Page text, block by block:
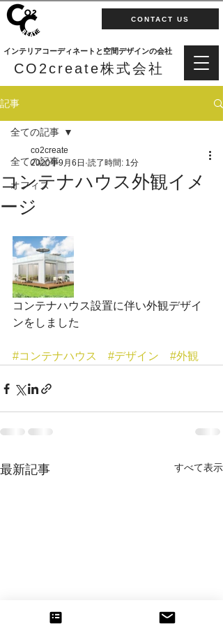
インテリアコーディネートと空間デザインの会社
CO2create株式会社
CONTACT US
記事
全ての記事
オフィス
全ての記事
コンテナハウス外観イメ
ージ
co2create
2020年9月6日 読了時間: 1分
コンテナハウス設置に伴い外観デザイ
ンをしました
#コンテナハウス #デザイン #外観
最新記事 すべて表示